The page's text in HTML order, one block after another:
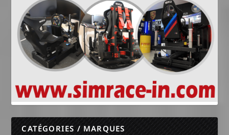
CATÉGORIES / MARQUES